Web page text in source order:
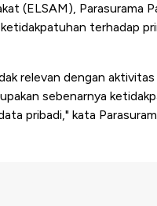
(ELSAM), Parasurama
terhadap
relevan dengan aktivitas
sebenarnya
pribadi," kata